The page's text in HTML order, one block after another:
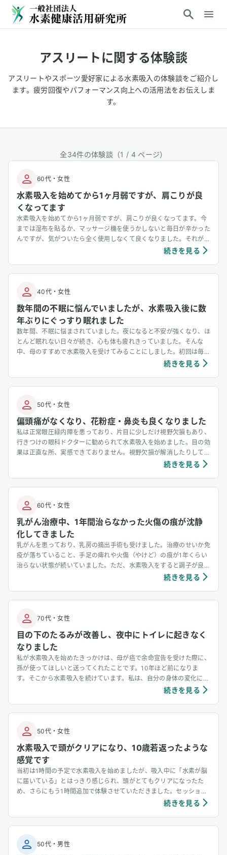
アスリート に関する体験談
アスリートやスポーツ愛好家による水素吸入の体験談をご紹介し
ます。疲労回復やパフォーマンス向上への活用法をお伝えしま
す。
全34件の体験談（1 / 4ページ）
60代・女性
水素吸入を始めてから1ヶ月弱ですが、肩こりが良
くなってます
水素吸入を始めてから1ヶ月弱ですが、肩こりが良くなってます。今
までは湿布を貼るか、マッサージ機を使うかしないと毎日が辛かった
んですが、気がついたら全く使用しなくて良くなりました。それが水
素と繋がってるのかは分かりませんが、明らかに肩こりは良くなりま
続きを見る
40代・女性
数年間の不眠に悩んでいましたが、水素吸入後に数
年ぶりにぐっすり眠れました
数年間、不眠に悩まされていました。夜になると不安が強くなり、ほ
とんど眠れない日々が続き、心も体も疲れきっていました。そんな
中、母のすすめで水素吸入を受けてみることにしました。初回は毎分
2,400mlで2時間。吸入しているうちに体が少しずつゆるみ、いつの
覚められるようになり、本当に驚いています。
続きを見る
50代・女性
偏頭痛がなくなり、花粉症・鼻炎も良くなりました
私は正常眼圧緑内障を患っており、片目に少しだけ視野欠損もあり、
行きつけの眼科ドクターに勧められて水素吸入を始めました。目の効
果は正直な所、実感できておりません。視野欠損が解消したりしてい
るわけではないので。ただ、そのほかの面では色々と変化を感じてい
体が柔らかくなりました。前屈で床に手がべったりつくようになりま
たのですが、1ケ月で治りました。⚫︎寒い時期は足先や手先が冷え冷
えで、電気毛布が必要でしたが、必要なくなりました。
続きを見る
60代・女性
乳がん治療中、1年間治らなかった火傷の痕が沈静
化してきました
乳がんを患っており、乳房の摘出手術も受けました。治療のせいか免
疫が落ちていること、手足の痺れや火傷（やけど）の痕が1年くらい
治らない状態が続いていました。ただ、水素吸入をすると調子が良
く、1年くらい治らなかった火傷の痕が沈静化してきました。 ユーザ
告をいただきました。
続きを見る
70代・女性
目の下のたるみが改善し、夜中にトイレに起きなく
なりました
私が水素吸入を始めたきっかけは、母が癌で余命宣告を受けた際に、
孫が使ってほしいと送ってくれたことです。10年ほど前になりま
す。そこから水素吸入を続けています。私は、自分の身体の変化にあ
まり気づかない鈍感タイプなのですが、使い始めた頃は、目の下のた
ところ、使用しなかった日は起きたけど、使用した日は起きずに朝ま
からよく聞かれます。確かに、飛行機やレンタカーを使いひとり旅を
楽しんでいるし、小さな庭で野菜や花育てを楽しんでいるし、高速を
飛ばして娘家族のサポートに行くしで、体も気持ちも元気な今に感謝
です。吸入のことはこれまで特に仲間に話さずきたのですが、話した
ところ「わかった。元気なのは水素を吸ってたからなんだね」と言わ
れました。器械を貸してあげたところ、・ゆるかったり便秘だったり
続きを見る
50代・女性
水素吸入で頭がクリアになり、10歳若返ったような
感覚です
当初は1時間の予定で水素吸入を始めましたが、吸入中に「水素が脳
に届いている」とはっきり感じられ、頭がとてもクリアになったた
め、さらにもう1時間追加で体験させていただきました。セッション
後は、首と頭が軽くなり、帰り道では「足取りが軽い」と気づくほ
続きを見る
50代・男性